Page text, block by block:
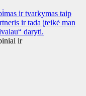
ir tvarkymas taip
ir tada įteikė man
daryti.
ir